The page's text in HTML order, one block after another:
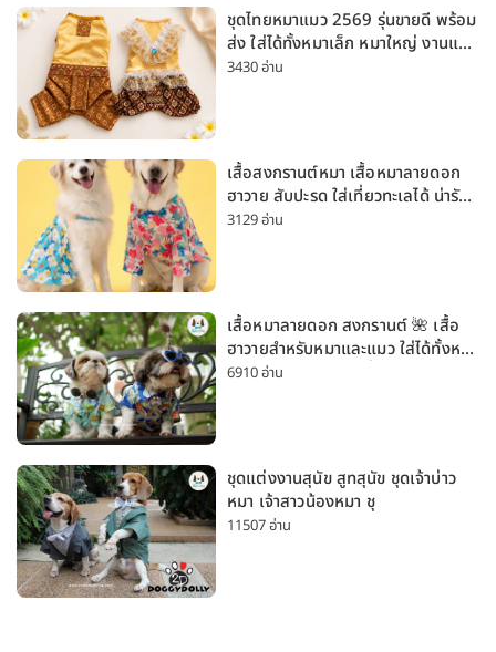
ชุดไทยหมาแมว 2569 รุ่นขายดี พร้อม
ส่ง ใส่ได้ทั้งหมาเล็ก หมาใหญ่ งานแต่ง
สงกรานต์ ลอยกระทง
3430 อ่าน
เสื้อสงกรานต์หมา เสื้อหมาลายดอก
ฮาวาย สับปะรด ใส่เที่ยวทะเลได้ น่ารัก
ใส่ได้ทั้งหมาเล็กและหมาใหญ่
3129 อ่าน
เสื้อหมาลายดอก สงกรานต์ 🌺 เสื้อ
ฮาวายสำหรับหมาและแมว ใส่ได้ทั้งหมา
เล็กและหมาใหญ่ ใส่เที่ยวทะเลน่ารัก
6910 อ่าน
ชุดแต่งงานสุนัข สูทสุนัข ชุดเจ้าบ่าว
หมา เจ้าสาวน้องหมา ชุ
11507 อ่าน